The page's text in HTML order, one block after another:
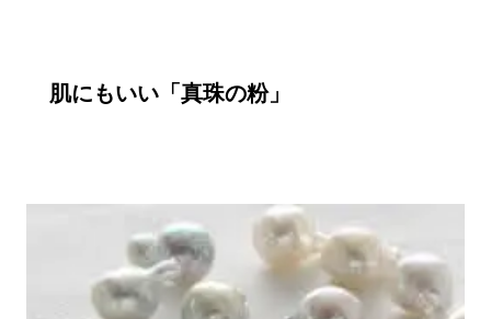
肌にもいい「真珠の粉」